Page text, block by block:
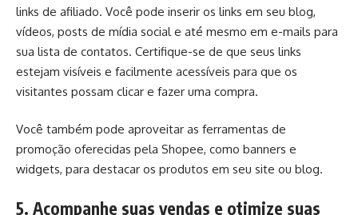
links de afiliado. Você pode inserir os links em seu blog,
vídeos, posts de mídia social e até mesmo em e-mails para
sua lista de contatos. Certifique-se de que seus links
estejam visíveis e facilmente acessíveis para que os
visitantes possam clicar e fazer uma compra.
Você também pode aproveitar as ferramentas de
promoção oferecidas pela Shopee, como banners e
widgets, para destacar os produtos em seu site ou blog.
5. Acompanhe suas vendas e otimize suas